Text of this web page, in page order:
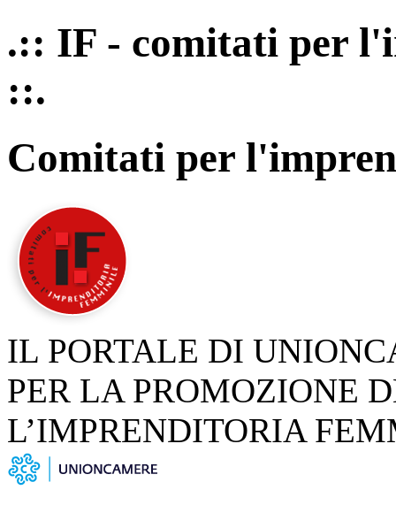
.:: IF - comitati per
::.
Comitati per
IL PORTALE DI
PER LA PROMOZIONE
L’IMPRENDITORIA